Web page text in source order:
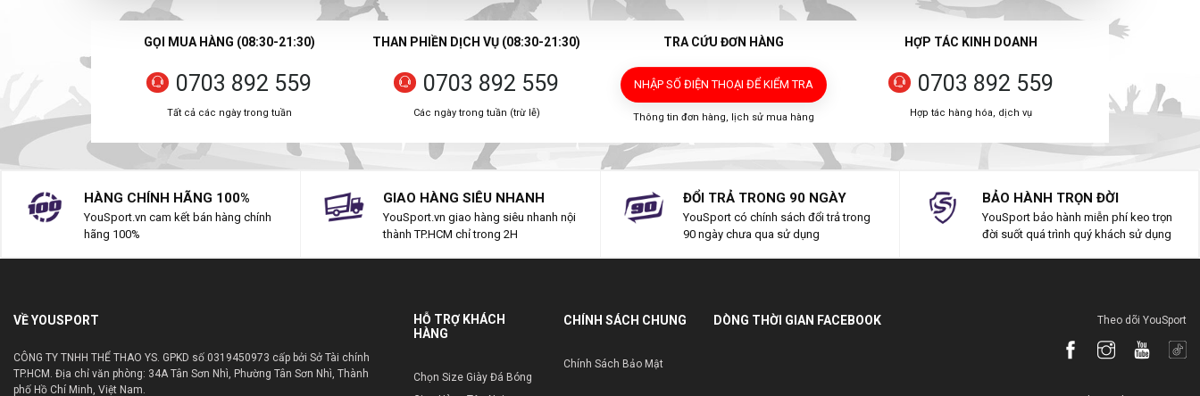
GỌI MUA HÀNG (08:30-21:30)
0703 892 559
Tất cả các ngày trong tuần
THAN PHIỀN DỊCH VỤ (08:30-21:30)
0703 892 559
Các ngày trong tuần (trừ lễ)
TRA CỨU ĐƠN HÀNG
NHẬP SỐ ĐIỆN THOẠI ĐỂ KIỂM TRA
Thông tin đơn hàng, lịch sử mua hàng
HỢP TÁC KINH DOANH
0703 892 559
Hợp tác hàng hóa, dịch vụ
HÀNG CHÍNH HÃNG 100%
YouSport.vn cam kết bán hàng chính
hãng 100%
GIAO HÀNG SIÊU NHANH
YouSport.vn giao hàng siêu nhanh nội
thành TP.HCM chỉ trong 2H
ĐỔI TRẢ TRONG 90 NGÀY
YouSport có chính sách đổi trả trong
90 ngày chưa qua sử dụng
BẢO HÀNH TRỌN ĐỜI
YouSport bảo hành miễn phí keo trọn
đời suốt quá trình quý khách sử dụng
VỀ YOUSPORT
CÔNG TY TNHH THỂ THAO YS. GPKD số 0319450973 cấp bởi Sở Tài chính
TP.HCM. Địa chỉ văn phòng: 34A Tân Sơn Nhì, Phường Tân Sơn Nhì, Thành
phố Hồ Chí Minh, Việt Nam.
HỖ TRỢ KHÁCH
HÀNG
Chọn Size Giày Đá Bóng
CHÍNH SÁCH CHUNG
Chính Sách Bảo Mật
DÒNG THỜI GIAN FACEBOOK Theo dõi YouSport